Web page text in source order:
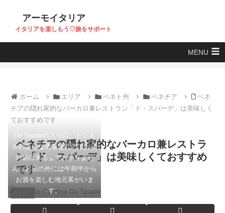
アーモイタリア
イタリアを楽しもう♡旅をサポート
MENU
ホーム エリア ベネト州 ベネチア
ベネ
チアの隠れ家的なバーカロ兼レストラン「ド・スパーデ」は美味しく
ておすすめです
ベネチアの隠れ家的なバーカロ兼レストラ
ン「ド・スパーデ」は美味しくておすすめ
です
ベネチア
Do Spadeの入り口。トンネ
ルのような道を進むのでお店
の前に来るまでわかりませ
ん。お店の外には午前中から
お酒を楽しむ地元客がいま
す。